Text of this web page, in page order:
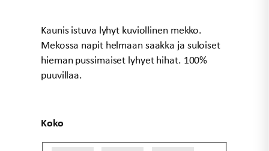
Kaunis istuva lyhyt kuviollinen mekko.
Mekossa napit helmaan saakka ja suloiset
hieman pussimaiset lyhyet hihat. 100%
puuvillaa.
Koko